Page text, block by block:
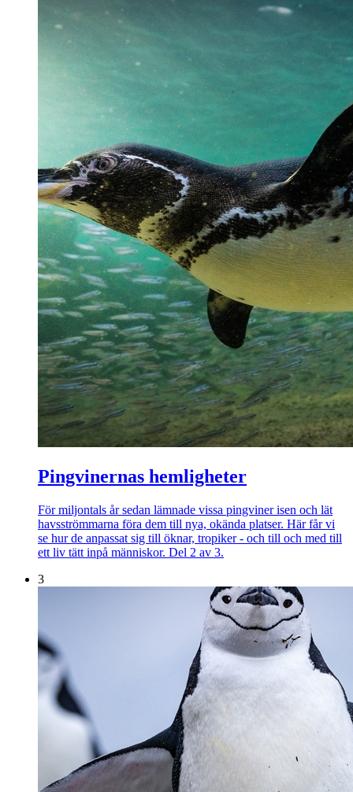
Pingvinernas hemligheter
För miljontals år sedan lämnade vissa pingviner isen och lät
havsströmmarna föra dem till nya, okända platser. Här får vi
se hur de anpassat sig till öknar, tropiker - och till och med till
ett liv tätt inpå människor. Del 2 av 3.
3